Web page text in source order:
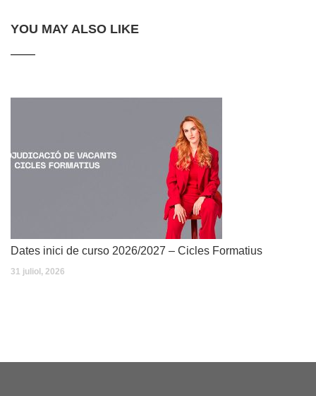
YOU MAY ALSO LIKE
Dates inici de curso 2026/2027 – Cicles Formatius
31 juliol, 2026